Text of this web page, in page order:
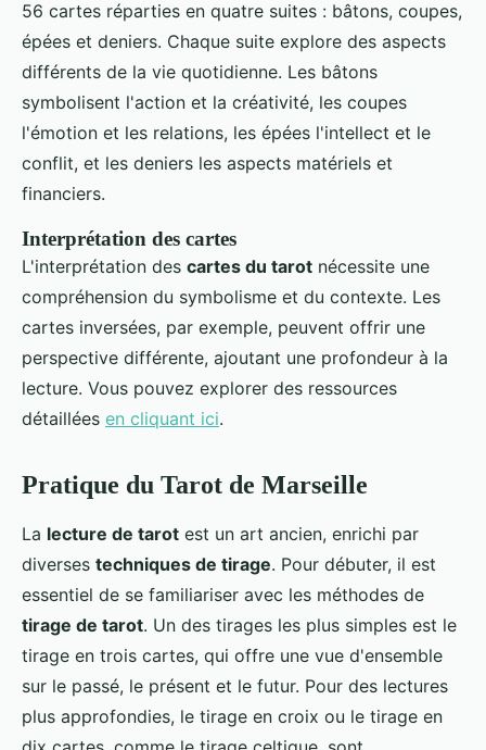
56 cartes réparties en quatre suites : bâtons, coupes,
épées et deniers. Chaque suite explore des aspects
différents de la vie quotidienne. Les bâtons
symbolisent l'action et la créativité, les coupes
l'émotion et les relations, les épées l'intellect et le
conflit, et les deniers les aspects matériels et
financiers.
Interprétation des cartes
L'interprétation des cartes du tarot nécessite une
compréhension du symbolisme et du contexte. Les
cartes inversées, par exemple, peuvent offrir une
perspective différente, ajoutant une profondeur à la
lecture. Vous pouvez explorer des ressources
détaillées en cliquant ici.
Pratique du Tarot de Marseille
La lecture de tarot est un art ancien, enrichi par
diverses techniques de tirage. Pour débuter, il est
essentiel de se familiariser avec les méthodes de
tirage de tarot. Un des tirages les plus simples est le
tirage en trois cartes, qui offre une vue d'ensemble
sur le passé, le présent et le futur. Pour des lectures
plus approfondies, le tirage en croix ou le tirage en